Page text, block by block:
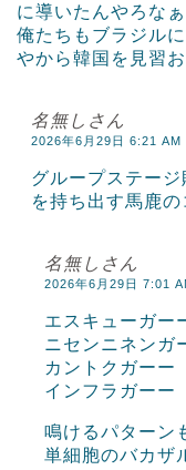
に導いたんやろなぁ
俺たちもブラジル
やから韓国を見習お
名無しさん
2026年6月29日 6:21 AM
グループステー
を持ち出す馬鹿の
名無しさん
2026年6月29日 7:01
エスキューガー
ニセンニネンガ
カントクガーー
インフラガーー
鳴けるパターン
単細胞のバカザ